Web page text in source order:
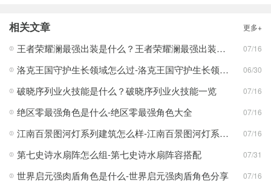
相关文章 更多+
王者荣耀澜最强出装是什么？王者荣耀澜最强出装分享 07/16
洛克王国守护生长领域怎么过-洛克王国守护生长领域通关攻略 06/30
破晓序列业火技能是什么？破晓序列业火技能一览 07/16
绝区零最强角色是什么-绝区零最强角色大全 07/16
江南百景图河灯系列建筑怎么样-江南百景图河灯系列建筑分享 07/16
第七史诗水扇阵怎么组-第七史诗水扇阵容搭配 07/31
世界启元强肉盾角色是什么-世界启元强肉盾角色分享 07/16